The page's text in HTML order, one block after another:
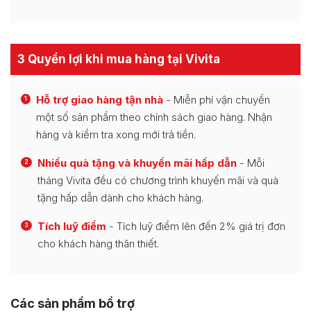
3 Quyền lợi khi mua hàng tại Vivita
1 Hỗ trợ giao hàng tận nhà - Miễn phí vận chuyển
một số sản phẩm theo chính sách giao hàng. Nhận
hàng và kiểm tra xong mới trả tiền.
2 Nhiều quà tặng và khuyến mãi hấp dẫn - Mỗi
tháng Vivita đều có chương trình khuyến mãi và quà
tặng hấp dẫn dành cho khách hàng.
3 Tích luỹ điểm - Tích luỹ điểm lên đến 2% giá trị đơn
cho khách hàng thân thiết.
Các sản phẩm bổ trợ